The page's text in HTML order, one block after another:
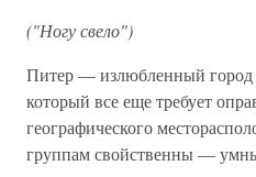
("Ногу свело")
Питер — излюбленный город
который все еще требует
географического
группам свойственны —